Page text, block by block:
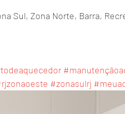
Sul, Zona Norte, Barra,
#zonasulrj